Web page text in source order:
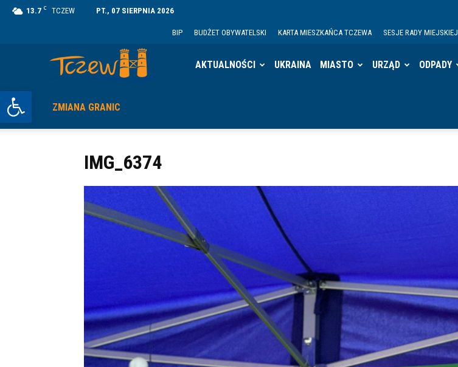
Otwórz pasek narzędzi
13.7 C TCZEW PT., 07 SIERPNIA 2026
BIP BUDŻET OBYWATELSKI KARTA MIESZKAŃCA TCZEWA SESJE RADY MIEJSKIEJ
AKTUALNOŚCI UKRAINA MIASTO URZĄD ODPADY
ZMIANA GRANIC
IMG_6374